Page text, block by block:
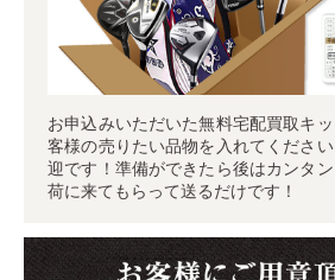
お申込みいただいた無料宅配買取キ
客様の売りたい品物を入れてくださ
迎です！準備ができたら後はカンタ
荷に来てもらって送るだけです！